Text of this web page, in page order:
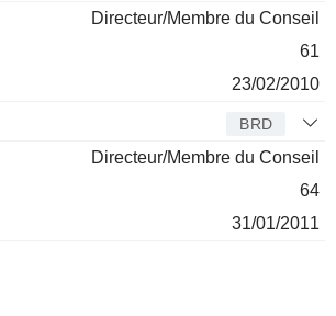
Directeur/Membre du Conseil
61
23/02/2010
BRD
Directeur/Membre du Conseil
64
31/01/2011